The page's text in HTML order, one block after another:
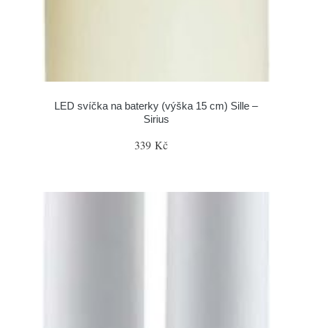
LED svíčka na baterky (výška 15 cm) Sille –
Sirius
339 Kč